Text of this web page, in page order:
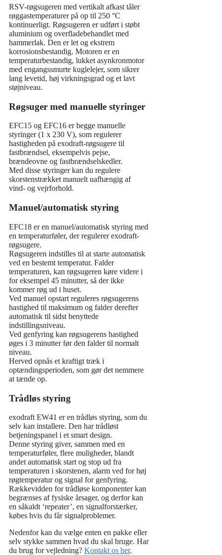
RSV-røgsugeren med vertikalt afkast tåler
røggastemperaturer på op til 250 °C
kontinuerligt. Røgsugeren er udført i støbt
aluminium og overfladebehandlet med
hammerlak. Den er let og ekstrem
korrosionsbestandig. Motoren er en
temperaturbestandig, lukket asynkronmotor
med engangssmurte kuglelejer, som sikrer
lang levetid, høj virkningsgrad og et lavt
støjniveau.
Røgsuger med manuelle styringer
EFC15 og EFC16 er begge manuelle
styringer (1 x 230 V), som regulerer
hastigheden på exodraft-røgsugere til
fastbrændsel, eksempelvis pejse,
brændeovne og fastbrændselskedler.
Med disse styringer kan du regulere
skorstenstrækket manuelt uafhængig af
vind- og vejrforhold.
Manuel/automatisk styring
EFC18 er en manuel/automatisk styring med
en temperaturføler, der regulerer exodraft-
røgsugere.
Røgsugeren indstilles til at starte automatisk
ved en bestemt temperatur. Falder
temperaturen, kan røgsugeren køre videre i
for eksempel 45 minutter, så der ikke
kommer røg ud i huset.
Ved manuel opstart reguleres røgsugerens
hastighed til maksimum og falder derefter
automatisk til sidst benyttede
indstillingsniveau.
Ved genfyring kan røgsugerens hastighed
øges i 3 minutter før den falder til normalt
niveau.
Herved opnås et kraftigt træk i
optændingsperioden, som gør det nemmere
at tænde op.
Trådløs styring
exodraft EW41 er en trådløs styring, som du
selv kan installere. Den har trådløst
betjeningspanel i et smart design.
Denne styring giver, sammen med en
temperaturføler, flere muligheder, blandt
andet automatisk start og stop ud fra
temperaturen i skorstenen, alarm ved for høj
røgtemperatur og signal for genfyring.
Rækkevidden for trådløse komponenter kan
begrænses af fysiske årsager, og derfor kan
en såkaldt ‘repeater’, en signalforstærker,
købes hvis du får signalproblemer.
Nedenfor kan du vælge enten en pakke eller
selv stykke sammen hvad du skal bruge. Har
du brug for vejledning? Kontakt os her.